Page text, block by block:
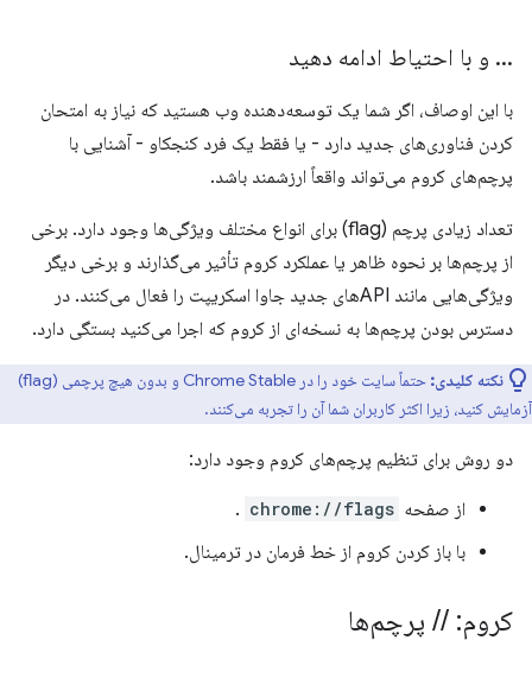
.
.
. و با احتیاط ادامه دهید
با این اوصاف، اگر شما یک توسعه‌دهنده وب هستید که نیاز به امتحان
کردن فناوری‌های جدید دارد - یا فقط یک فرد کنجکاو - آشنایی با
پرچم‌های کروم می‌تواند واقعاً ارزشمند باشد.
تعداد زیادی پرچم (flag) برای انواع مختلف ویژگی‌ها وجود دارد. برخی
از پرچم‌ها بر نحوه ظاهر یا عملکرد کروم تأثیر می‌گذارند و برخی دیگر
ویژگی‌هایی مانند APIهای جدید جاوا اسکریپت را فعال می‌کنند. در
دسترس بودن پرچم‌ها به نسخه‌ای از کروم که اجرا می‌کنید بستگی دارد.
نکته کلیدی:
حتماً سایت خود را در Chrome Stable و بدون هیچ پرچمی (flag)
آزمایش کنید، زیرا اکثر کاربران شما آن را تجربه می‌کنند.
دو روش برای تنظیم پرچم‌های کروم وجود دارد:
از صفحه chrome://flags
.
با باز کردن کروم از خط فرمان در ترمینال.
کروم: /
/ پرچم‌ها